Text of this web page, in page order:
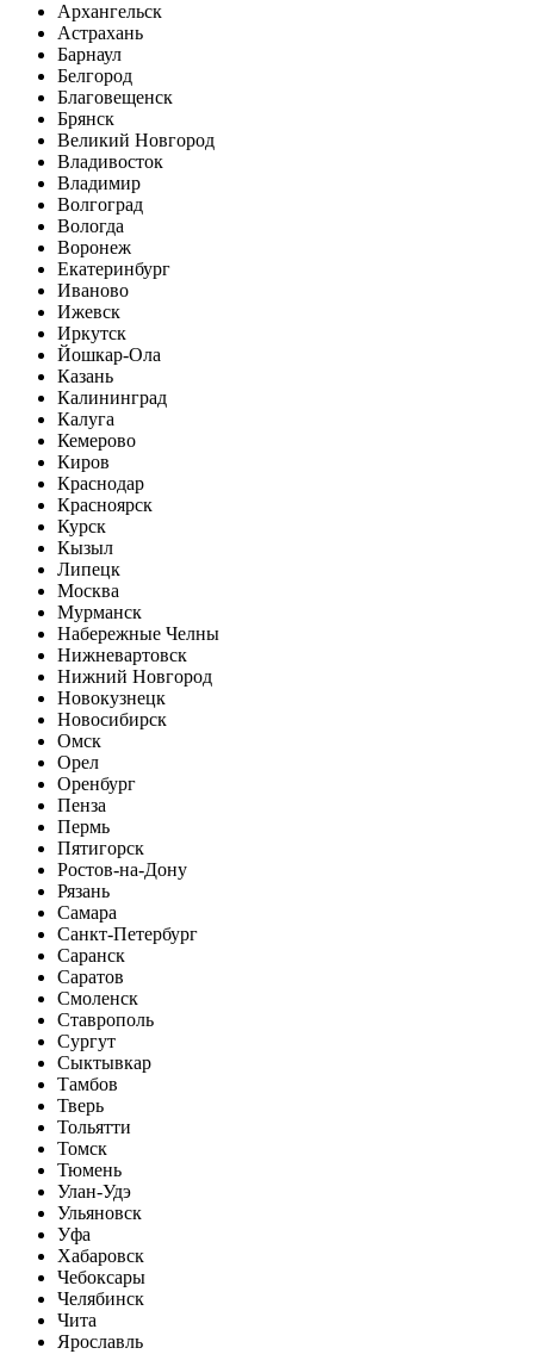
Архангельск
Астрахань
Барнаул
Белгород
Благовещенск
Брянск
Великий Новгород
Владивосток
Владимир
Волгоград
Вологда
Воронеж
Екатеринбург
Иваново
Ижевск
Иркутск
Йошкар-Ола
Казань
Калининград
Калуга
Кемерово
Киров
Краснодар
Красноярск
Курск
Кызыл
Липецк
Москва
Мурманск
Набережные Челны
Нижневартовск
Нижний Новгород
Новокузнецк
Новосибирск
Омск
Орел
Оренбург
Пенза
Пермь
Пятигорск
Ростов-на-Дону
Рязань
Самара
Санкт-Петербург
Саранск
Саратов
Смоленск
Ставрополь
Сургут
Сыктывкар
Тамбов
Тверь
Тольятти
Томск
Тюмень
Улан-Удэ
Ульяновск
Уфа
Хабаровск
Чебоксары
Челябинск
Чита
Ярославль